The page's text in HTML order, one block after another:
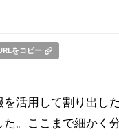
をコピー
活用して割り出し
。ここまで細かく